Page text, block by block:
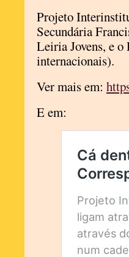
Projeto
Secundária
Leiria Jovens, e
internacionais).
Ver mais em:
E em: